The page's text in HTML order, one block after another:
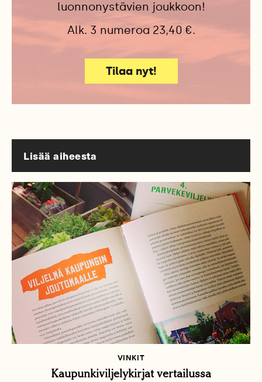
luonnonystävien joukkoon!
Alk. 3 numeroa 23,40 €.
Tilaa nyt!
Lisää aiheesta
VINKIT
Kaupunkiviljelykirjat vertailussa